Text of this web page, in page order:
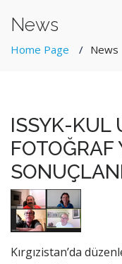
News
Home Page News
ISSYK-KUL
FOTOĞRAF
Kırgızistan’da